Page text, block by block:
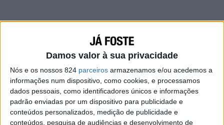
Damos valor à sua privacidade
Nós e os nossos 824 parceiros armazenamos e/ou acedemos a
informações num dispositivo, como cookies, e processamos
dados pessoais, como identificadores únicos e informações
padrão enviadas por um dispositivo para publicidade e
conteúdos personalizados, medição de publicidade e
conteúdos, pesquisa de audiências e desenvolvimento de